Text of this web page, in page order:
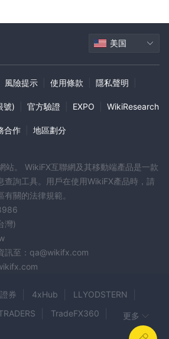
美国
風險提示 使用條款 隱私聲明
號) 官方驗證 EXPO WikiResearch
合作 地區劃分
站。 WikiFX互聯網及其移動端產品是一款
查詢工具。用戶在使用WikiFX產品時，請
關的法律規範。
灣)
訊至：qa@wikifx.com
券 4xHub
LLYODSTERN
TradeFX360
更多